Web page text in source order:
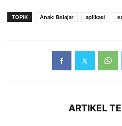
TOPIK Anak: Belajar aplikasi
ARTIKEL